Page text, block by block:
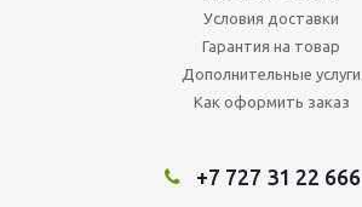
Условия доставки
Гарантия на товар
Дополнительные услуги
Как оформить заказ
+7 727 31 22 666